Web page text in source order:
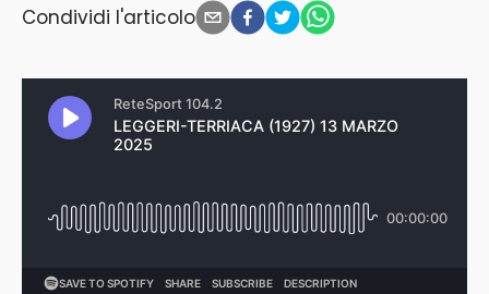
Condividi l'articolo